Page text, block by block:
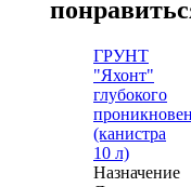
ГРУНТ
"Яхонт"
глубокого
(канистра
10 л)
Назначение